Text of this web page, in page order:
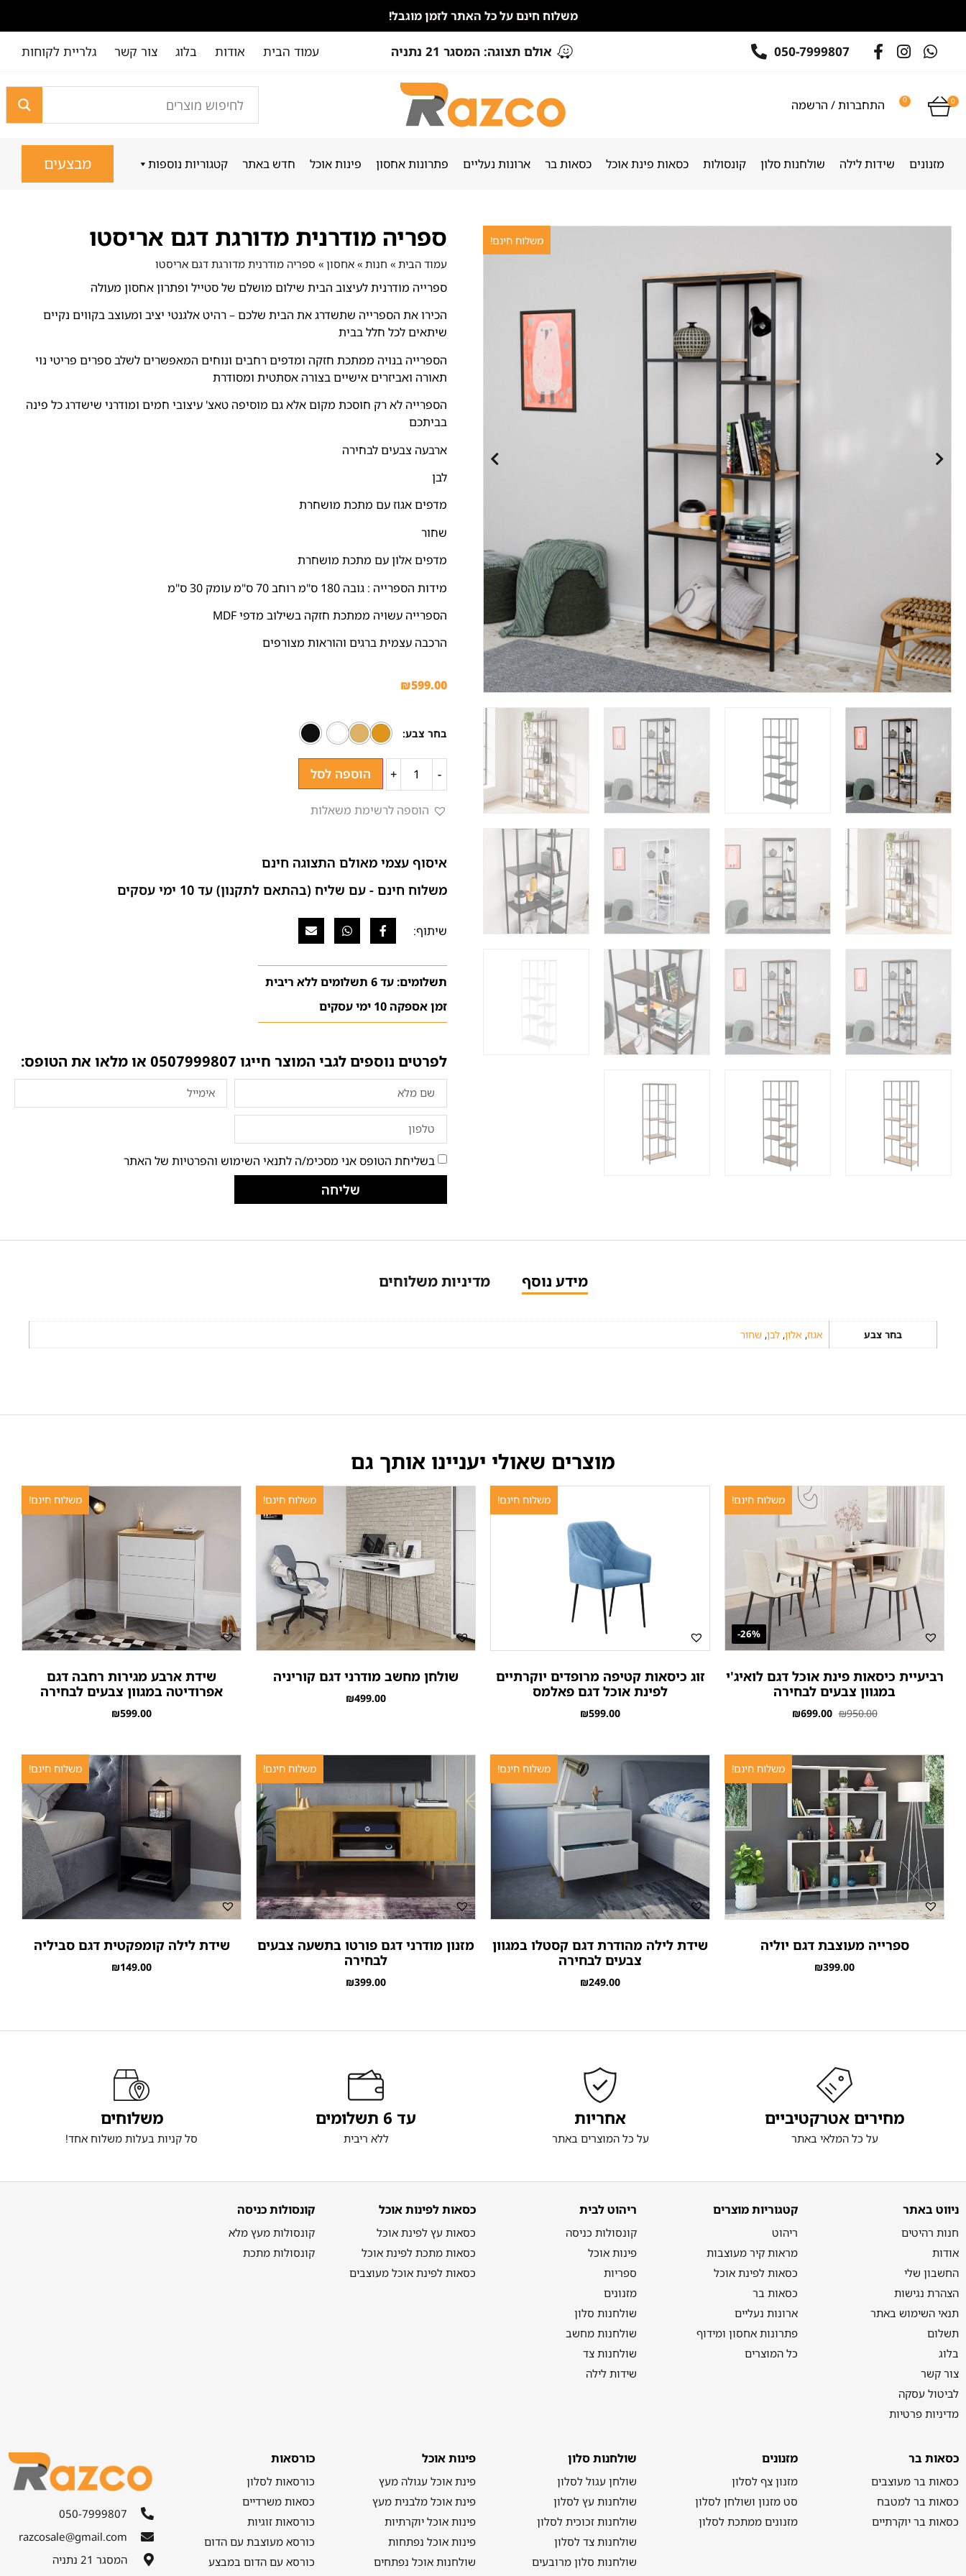
משלוח חינם על כל האתר לזמן מוגבל!
050-7999807 אולם תצוגה: המסגר 21 נתניה עמוד הבית אודות בלוג צור קשר גלריית לקוחות
0
0 התחברות / הרשמה
מזנונים שידות לילה שולחנות סלון קונסולות כסאות פינת אוכל כסאות בר ארונות נעליים פתרונות אחסון פינות אוכל חדש באתר קטגוריות נוספות מבצעים
משלוח חינם! ספריה מודרנית מדורגת דגם אריסטו
עמוד הבית » חנות » אחסון » ספריה מודרנית מדורגת דגם אריסטו
ספרייה מודרנית לעיצוב הבית שילום מושלם של סטייל ופתרון אחסון מעולה
הכירו את הספרייה שתשדרג את הבית שלכם – רהיט אלגנטי יציב ומעוצב בקווים נקיים
שיתאים לכל חלל בבית
הספרייה בנויה ממתכת חזקה ומדפים רחבים ונוחים המאפשרים לשלב ספרים פריטי נוי
תאורה ואביזרים אישיים בצורה אסתטית ומסודרת
הספרייה לא רק חוסכת מקום אלא גם מוסיפה טאצ' עיצובי חמים ומודרני שישדרג כל פינה
בביתכם
ארבעה צבעים לבחירה
לבן
מדפים אגוז עם מתכת מושחרת
שחור
מדפים אלון עם מתכת מושחרת
מידות הספרייה : גובה 180 ס"מ רוחב 70 ס"מ עומק 30 ס"מ
הספרייה עשויה ממתכת חזקה בשילוב מדפי MDF
הרכבה עצמית ברגים והוראות מצורפים
₪599.00
בחר צבע
-
+ הוספה לסל
הוספה לרשימת משאלות
איסוף עצמי מאולם התצוגה חינם
משלוח חינם - עם שליח (בהתאם לתקנון) עד 10 ימי עסקים
תשלומים: עד 6 תשלומים ללא ריבית
זמן אספקה 10 ימי עסקים
לפרטים נוספים לגבי המוצר חייגו 0507999807 או מלאו את הטופס:
בשליחת הטופס אני מסכימ/ה לתנאי השימוש והפרטיות של האתר
שליחה
מידע נוסף מדיניות משלוחים
בחר צבע אגוז, אלון, לבן, שחור
מוצרים שאולי יעניינו אותך גם
משלוח חינם!
26%-
רביעיית כיסאות פינת אוכל דגם לואיג'י
במגוון צבעים לבחירה
₪950.00
₪699.00
משלוח חינם!
זוג כיסאות קטיפה מרופדים יוקרתיים
לפינת אוכל דגם פאלמס
₪599.00
משלוח חינם!
שולחן מחשב מודרני דגם קוריניה
₪499.00
משלוח חינם!
שידת ארבע מגירות רחבה דגם
אפרודיטה במגוון צבעים לבחירה
₪599.00
משלוח חינם!
ספרייה מעוצבת דגם יוליה
₪399.00
משלוח חינם!
שידת לילה מהודרת דגם קסטלו במגוון
צבעים לבחירה
₪249.00
משלוח חינם!
מזנון מודרני דגם פורטו בתשעה צבעים
לבחירה
₪399.00
משלוח חינם!
שידת לילה קומפקטית דגם סביליה
₪149.00
מחירים אטרקטיביים
על כל המלאי באתר
אחריות
על כל המוצרים באתר
עד 6 תשלומים
ללא ריבית
משלוחים
סל קניות בעלות משלוח אחד!
ניווט באתר
חנות רהיטים
אודות
החשבון שלי
הצהרת נגישות
תנאי השימוש באתר
תשלום
בלוג
צור קשר
לביטול עסקה
מדיניות פרטיות
קטגוריות מוצרים
ריהוט
מראות קיר מעוצבות
כסאות לפינת אוכל
כסאות בר
ארונות נעליים
פתרונות אחסון ומידוף
כל המוצרים
ריהוט לבית
קונסולות כניסה
פינות אוכל
ספריות
מזנונים
שולחנות סלון
שולחנות מחשב
שולחנות צד
שידות לילה
כסאות לפינות אוכל
כסאות עץ לפינת אוכל
כסאות מתכת לפינת אוכל
כסאות לפינת אוכל מעוצבים
קונסולות כניסה
קונסולות מעץ מלא
קונסולות מתכת
כסאות בר
כסאות בר מעוצבים
כסאות בר למטבח
כסאות בר יוקרתיים
מזנונים
מזנון צף לסלון
סט מזנון ושולחן לסלון
מזנונים ממתכת לסלון
שולחנות סלון
שולחן עגול לסלון
שולחנות עץ לסלון
שולחנות זכוכית לסלון
שולחנות צד לסלון
שולחנות סלון מרובעים
פינות אוכל
פינת אוכל עגולה מעץ
פינת אוכל מלבנית מעץ
פינות אוכל יוקרתיות
פינות אוכל נפתחות
שולחנות אוכל נפתחים
כורסאות
כורסאות לסלון
כסאות משרדיים
כורסאות זוגיות
כורסא מעוצבת עם הדום
כורסא עם הדום במבצע
050-7999807
razcosale@gmail.com
המסגר 21 נתניה